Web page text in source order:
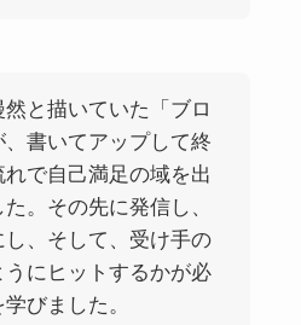
と描いていた「ブロ
、書いてアップして終
れで自己満足の域を出
。その先に発信し、
し、そして、受け手の
うにヒットするかが必
びました。